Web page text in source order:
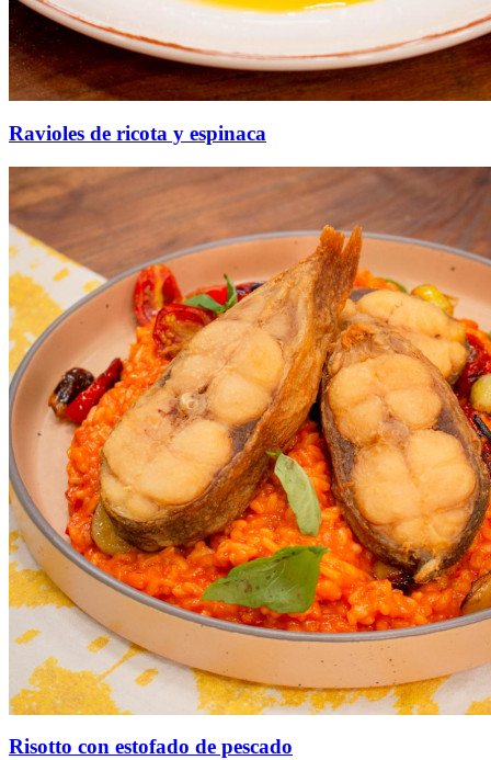
Ravioles de ricota y espinaca
Risotto con estofado de pescado